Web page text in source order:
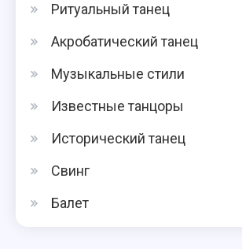
Ритуальный танец
Акробатический танец
Музыкальные стили
Известные танцоры
Исторический танец
Свинг
Балет